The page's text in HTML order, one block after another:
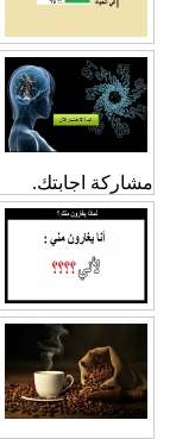
مشاركة اجابتك.